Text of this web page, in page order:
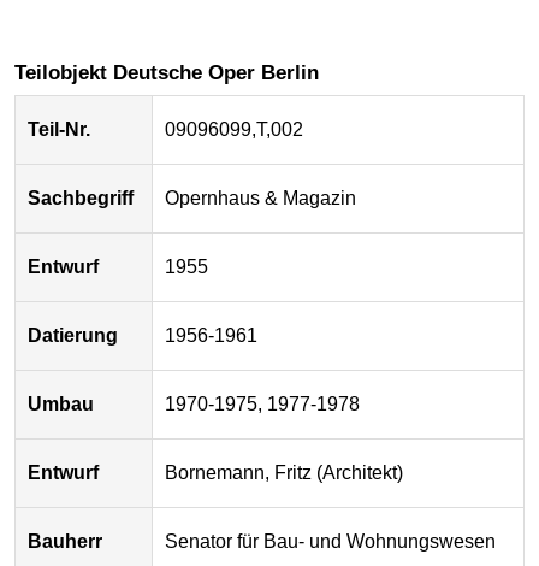
Teilobjekt Deutsche Oper Berlin
Teil-Nr. 09096099,T,002
Sachbegriff Opernhaus & Magazin
Entwurf 1955
Datierung 1956-1961
Umbau 1970-1975, 1977-1978
Entwurf Bornemann, Fritz (Architekt)
Bauherr Senator für Bau- und Wohnungswesen